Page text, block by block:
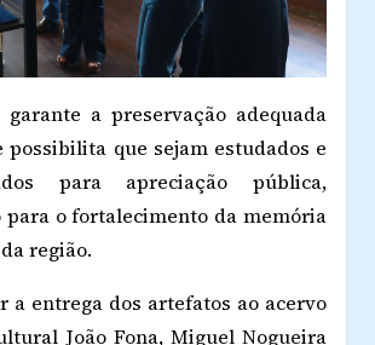
a preservação adequada
possibilita que sejam estudados e
para apreciação pública,
o fortalecimento da memória
região.
a entrega dos artefatos ao acervo
João Fona, Miguel Nogueira